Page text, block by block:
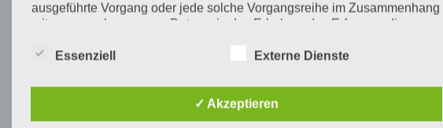
ausgeführte Vorgang oder jede solche Vorgangsreihe im Zusammenhang
mit personenbezogenen Daten wie das Erheben, das Erfassen, die
Veränderung, das Auslesen, das Abfragen, die Verwendung, die
Bereitstellung, den Abgleich oder die Verknüpfung, die Einschränkung, das
Löschen oder die Vernichtung.
d) Einschränkung der Verarbeitung
Essenziell Externe Dienste
✓ Akzeptieren